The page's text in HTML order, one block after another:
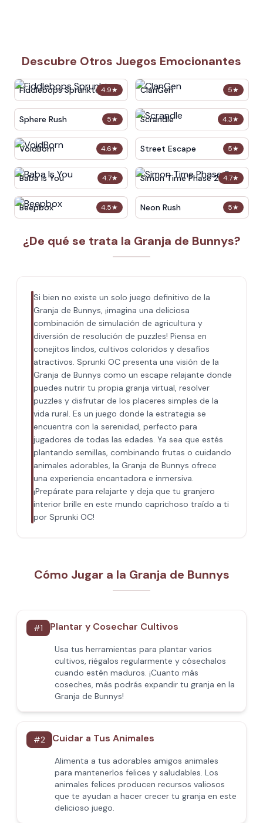
Descubre Otros Juegos Emocionantes
4.9★
Fiddlebops Sprunkters 5★
ClanGen
5★
Sphere Rush 4.3★
Scrandle
4.6★
VoidBorn 5★
Street Escape
4.7★
Baba Is You 4.7★
Simon Time Phase 2
4.5★
Beepbox 5★
Neon Rush
¿De qué se trata la Granja de Bunnys?
Si bien no existe un solo juego definitivo de la
Granja de Bunnys, ¡imagina una deliciosa
combinación de simulación de agricultura y
diversión de resolución de puzzles! Piensa en
conejitos lindos, cultivos coloridos y desafíos
atractivos. Sprunki OC presenta una visión de la
Granja de Bunnys como un escape relajante donde
puedes nutrir tu propia granja virtual, resolver
puzzles y disfrutar de los placeres simples de la
vida rural. Es un juego donde la estrategia se
encuentra con la serenidad, perfecto para
jugadores de todas las edades. Ya sea que estés
plantando semillas, combinando frutas o cuidando
animales adorables, la Granja de Bunnys ofrece
una experiencia encantadora e inmersiva.
¡Prepárate para relajarte y deja que tu granjero
interior brille en este mundo caprichoso traído a ti
por Sprunki OC!
Cómo Jugar a la Granja de Bunnys
#1 Plantar y Cosechar Cultivos
Usa tus herramientas para plantar varios
cultivos, riégalos regularmente y cósechalos
cuando estén maduros. ¡Cuanto más
coseches, más podrás expandir tu granja en la
Granja de Bunnys!
#2 Cuidar a Tus Animales
Alimenta a tus adorables amigos animales
para mantenerlos felices y saludables. Los
animales felices producen recursos valiosos
que te ayudan a hacer crecer tu granja en este
delicioso juego.